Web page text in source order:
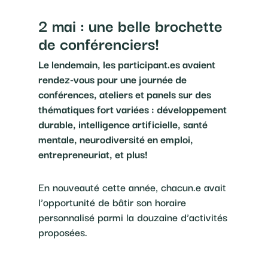
2 mai : une belle brochette
de conférenciers!
Le lendemain, les participant.es avaient
rendez-vous pour une journée de
conférences, ateliers et panels sur des
thématiques fort variées : développement
durable, intelligence artificielle, santé
mentale, neurodiversité en emploi,
entrepreneuriat, et plus!
En nouveauté cette année, chacun.e avait
l’opportunité de bâtir son horaire
personnalisé parmi la douzaine d’activités
proposées.